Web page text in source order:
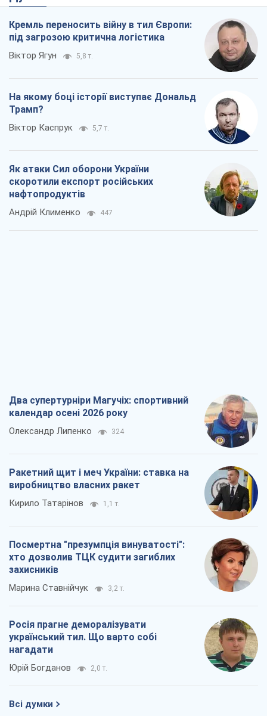
Кремль переносить війну в тил Європи:
під загрозою критична логістика
Віктор Ягун 5,8 т.
На якому боці історії виступає Дональд
Трамп?
Віктор Каспрук 5,7 т.
Як атаки Сил оборони України
скоротили експорт російських
нафтопродуктів
Андрій Клименко 447
Два супертурніри Магучіх: спортивний
календар осені 2026 року
Олександр Липенко 324
Ракетний щит і меч України: ставка на
виробництво власних ракет
Кирило Татарінов 1,1 т.
Посмертна "презумпція винуватості":
хто дозволив ТЦК судити загиблих
захисників
Марина Ставнійчук 3,2 т.
Росія прагне деморалізувати
український тил. Що варто собі
нагадати
Юрій Богданов 2,0 т.
Всі думки